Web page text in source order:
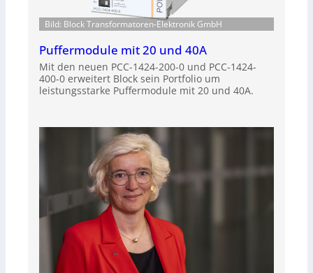
Bild: Block Transformatoren-Elektronik GmbH
Puffermodule mit 20 und 40A
Mit den neuen PCC-1424-200-0 und PCC-1424-
400-0 erweitert Block sein Portfolio um
leistungsstarke Puffermodule mit 20 und 40A.